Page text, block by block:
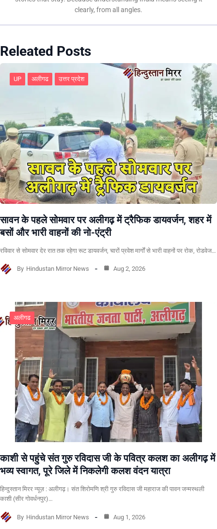
clearly, from all angles.
Releated Posts
UP अलीगढ उत्तर प्रदेश
सावन के पहले सोमवार पर अलीगढ़ में ट्रैफिक डायवर्जन, शहर में
बसों और भारी वाहनों की नो-एंट्री
रविवार से सोमवार देर रात तक रहेगा रूट डायवर्जन, चारों प्रवेश मार्गों से भारी वाहनों पर रोक, रोडवेज…
By Hindustan Mirror News Aug 2, 2026
अलीगढ
काशी से पहुंचे संत गुरु रविदास जी के पवित्र कलश का अलीगढ़ में
भव्य स्वागत, पूरे जिले में निकलेगी कलश वंदन यात्रा
हिन्दुस्तान मिरर न्यूज़ : अलीगढ़। संत शिरोमणि श्री गुरु रविदास जी महाराज की पावन जन्मस्थली
काशी (सीर गोवर्धनपुर)…
By Hindustan Mirror News Aug 1, 2026